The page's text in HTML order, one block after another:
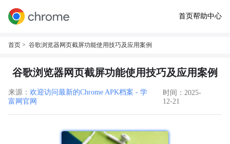
首页帮助中心
首页 > 谷歌浏览器网页截屏功能使用技巧及应用案例
谷歌浏览器网页截屏功能使用技巧及应用案例
来源： 欢迎访问最新的Chrome APK档案 - 学
富网官网
时间：2025-
12-21